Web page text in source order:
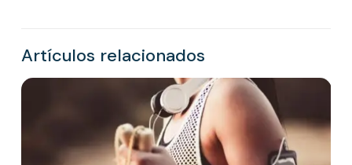
Artículos relacionados